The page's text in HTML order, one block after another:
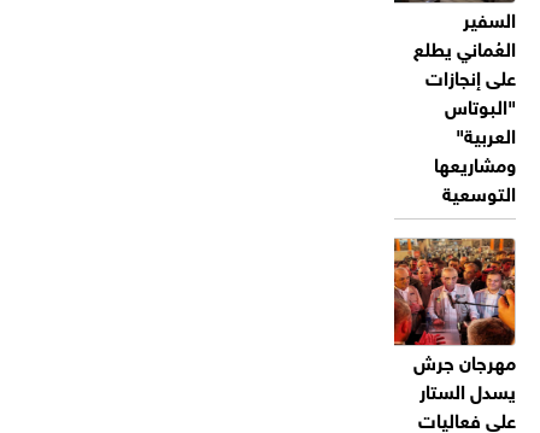
السفير
العُماني يطلع
على إنجازات
"البوتاس
العربية"
ومشاريعها
التوسعية
مهرجان جرش
يسدل الستار
على فعاليات